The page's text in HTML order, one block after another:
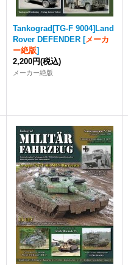
Tankograd [TG-F 9004]Land
Rover DEFENDER [メーカ
ー絶版]
2,200円(税込)
メーカー絶版